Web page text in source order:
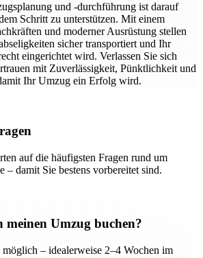
und -durchführung ist darauf
Schritt zu unterstützen. Mit einem
und moderner Ausrüstung stellen
sicher transportiert und Ihr
eingerichtet wird. Verlassen Sie sich
mit Zuverlässigkeit, Pünktlichkeit und
Ihr Umzug ein Erfolg wird.
auf die häufigsten Fragen rund um
– damit Sie bestens vorbereitet sind.
meinen Umzug buchen?
– idealerweise 2–4 Wochen im